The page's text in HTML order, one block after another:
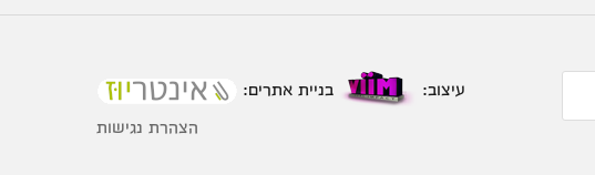
עיצוב:
בניית אתרים:
הצהרת נגישות